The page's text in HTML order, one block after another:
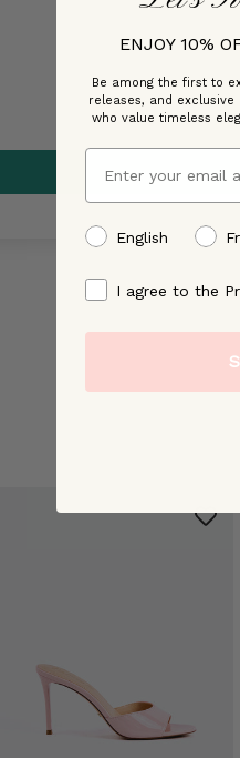
ENJOY 10%
Be among the first to
releases, and
who value timeless
Email
preffered language
English
By signing up, you
I agree to the